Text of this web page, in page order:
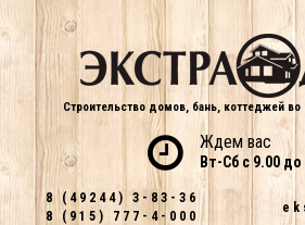
Строительство домов, бань, коттеджей
Ждем вас
Вт-Сб с 9.00 до
8 (49244) 3-83-36
8 (915) 777-4-000